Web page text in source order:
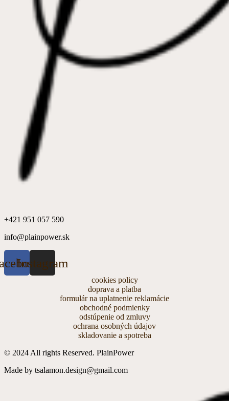
+421 951 057 590
info@plainpower.sk
Instagram
cookies policy
doprava a platba
formulár na uplatnenie reklamácie
obchodné podmienky
odstúpenie od zmluvy
ochrana osobných údajov
skladovanie a spotreba
© 2024 All rights Reserved. PlainPower
Made by tsalamon.design@gmail.com